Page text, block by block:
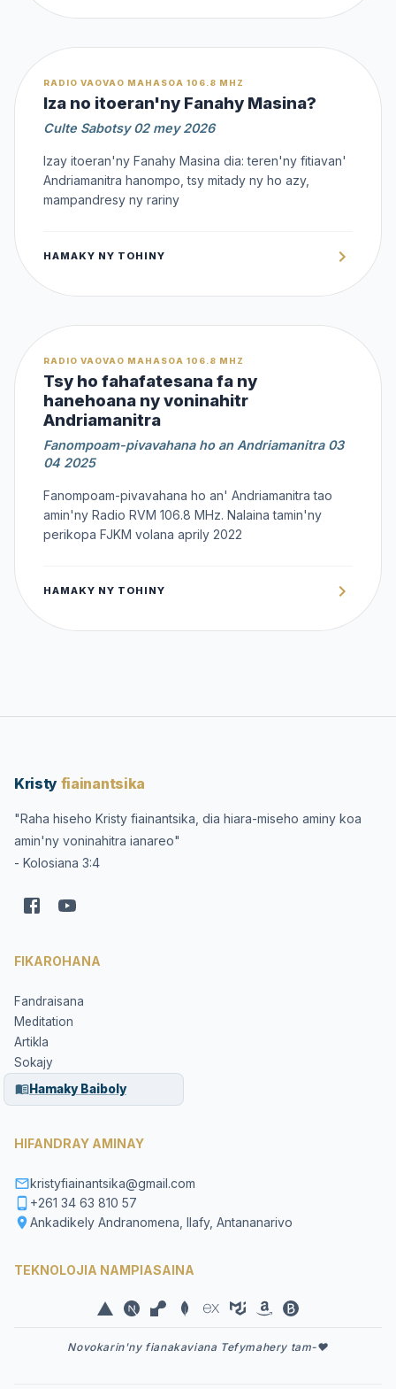
RADIO VAOVAO MAHASOA 106.8 MHZ
Iza no itoeran'ny Fanahy Masina?
Culte Sabotsy 02 mey 2026
Izay itoeran'ny Fanahy Masina dia: teren'ny fitiavan'
Andriamanitra hanompo, tsy mitady ny ho azy,
mampandresy ny rariny
HAMAKY NY TOHINY
RADIO VAOVAO MAHASOA 106.8 MHZ
Tsy ho fahafatesana fa ny
hanehoana ny voninahitr
Andriamanitra
Fanompoam-pivavahana ho an Andriamanitra 03
04 2025
Fanompoam-pivavahana ho an' Andriamanitra tao
amin'ny Radio RVM 106.8 MHz. Nalaina tamin'ny
perikopa FJKM volana aprily 2022
HAMAKY NY TOHINY
Kristy fiainantsika
"Raha hiseho Kristy fiainantsika, dia hiara-miseho aminy koa
amin'ny voninahitra ianareo"
- Kolosiana 3:4
FIKAROHANA
Fandraisana
Meditation
Artikla
Sokajy
Hamaky Baiboly
HIFANDRAY AMINAY
kristyfiainantsika@gmail.com
+261 34 63 810 57
Ankadikely Andranomena, Ilafy, Antananarivo
TEKNOLOJIA NAMPIASAINA
Novokarin'ny fianakaviana Tefymahery tam-❤️